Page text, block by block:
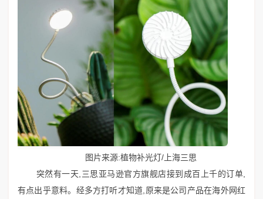
图片来源:植物补光灯/上海三思
突然有一天,三思亚马逊官方旗舰店接到成百上千的订单,
有点出乎意料。经多方打听才知道,原来是公司产品在海外网红